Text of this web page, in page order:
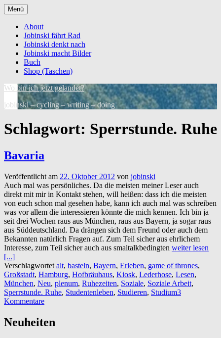
Zum
Inhalt
springen
Menü
About
Jobinski fährt Rad
Jobinski denkt nach
Jobinski macht Bilder
Buch
Shop (Taschen)
Wo bin ich jetzt gelandet?
jobinski – cycling – writing – doing
Schlagwort: Sperrstunde. Ruhe
Bavaria
Veröffentlicht am 22. Oktober 2012 von jobinski
Auch mal was persönliches. Da die meisten meiner Leser auch
direkt mit mir in Kontakt stehen, will heißen: dass ich die meisten
von euch schon mal gesehen habe, kann ich auch mal was schreiben
was vor allem die interessieren könnte die mich kennen. Ich bin ja
seit drei Wochen raus aus München, raus aus Bayern, ja sogar raus
aus Süddeutschland. Da drängen sich dem Freund oder auch dem
Bekannten natürlich Fragen auf. Zum Teil sicher aus ehrlichem
Interesse, zum Teil sicher auch aus smaltalkbedingten weiter lesen
[...]
Verschlagwortet alt, basteln, Bayern, Erleben, game of thrones,
Großstadt, Hamburg, Hofbräuhaus, Kiosk, Lederhose, Lesen,
München, Neu, plenum, Ruhezeiten, Soziale, Soziale Arbeit,
Sperrstunde. Ruhe, Studentenleben, Studieren, Studium3
Kommentare
Neuheiten